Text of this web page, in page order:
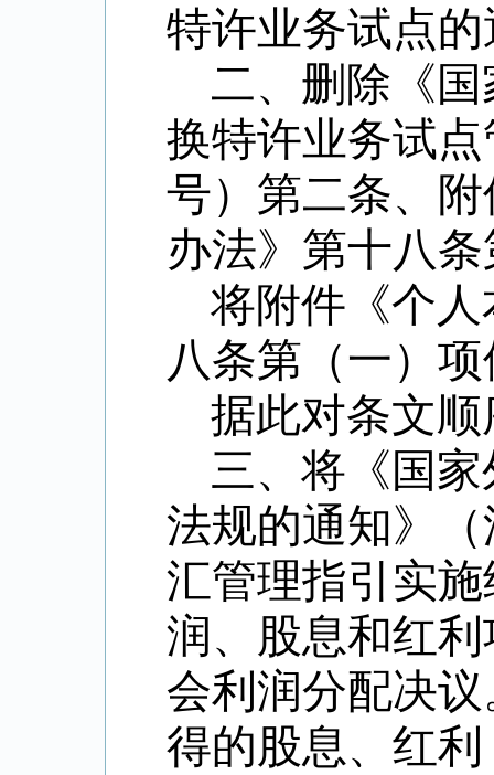
特许业务试点
二、删除《
换特许业务试
号）第二条、
办法》第十八
将附件《个
八条第（一）
据此对条文
三、将《国
法规的通知》
汇管理指引实
润、股息和红
会利润分配决
得的股息、红利